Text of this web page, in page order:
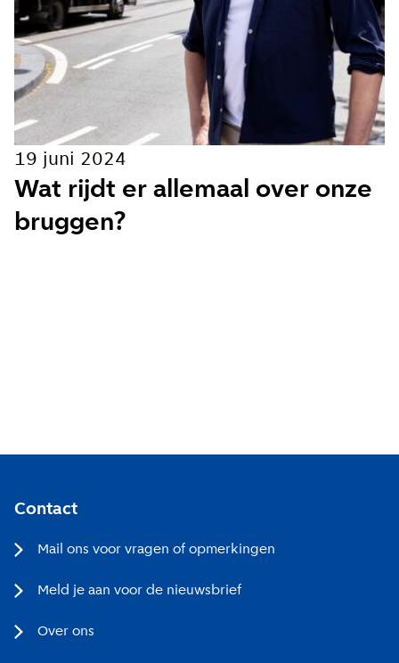
privacy voorwaarden
Wat rijdt er allemaal over onze
bruggen?
19 juni 2024
Contact
Mail ons voor vragen of opmerkingen
Meld je aan voor de nieuwsbrief
Over ons